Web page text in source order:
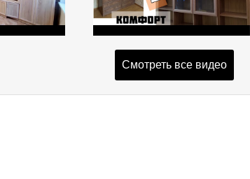
Смотреть все видео